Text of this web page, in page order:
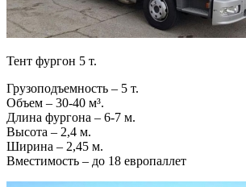
Тент фургон 5 т.
Грузоподъемность – 5 т.
Объем – 30-40 м³.
Длина фургона – 6-7 м.
Высота – 2,4 м.
Ширина – 2,45 м.
Вместимость – до 18 европаллет